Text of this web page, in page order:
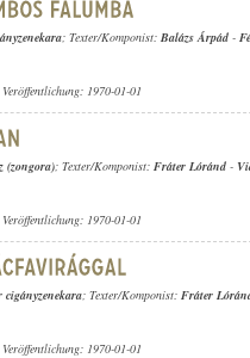
; Texter/Komponist: Balázs Árpád -
1970-01-01
(zongora); Texter/Komponist: Fráter Lóránd -
1970-01-01
; Texter/Komponist: Fráter
1970-01-01